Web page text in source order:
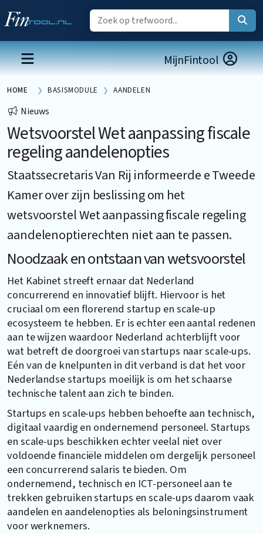
MijnFintool
HOME BASISMODULE AANDELEN
Nieuws
Wetsvoorstel Wet aanpassing fiscale
regeling aandelenopties
Staatssecretaris Van Rij informeerde e Tweede
Kamer over zijn beslissing om het
wetsvoorstel Wet aanpassing fiscale regeling
aandelenoptierechten niet aan te passen.
Noodzaak en ontstaan van wetsvoorstel
Het Kabinet streeft ernaar dat Nederland
concurrerend en innovatief blijft. Hiervoor is het
cruciaal om een florerend startup en scale-up
ecosysteem te hebben. Er is echter een aantal redenen
aan te wijzen waardoor Nederland achterblijft voor
wat betreft de doorgroei van startups naar scale-ups.
Eén van de knelpunten in dit verband is dat het voor
Nederlandse startups moeilijk is om het schaarse
technische talent aan zich te binden.
Startups en scale-ups hebben behoefte aan technisch,
digitaal vaardig en ondernemend personeel. Startups
en scale-ups beschikken echter veelal niet over
voldoende financiële middelen om dergelijk personeel
een concurrerend salaris te bieden. Om
ondernemend, technisch en ICT-personeel aan te
trekken gebruiken startups en scale-ups daarom vaak
aandelen en aandelenopties als beloningsinstrument
voor werknemers.